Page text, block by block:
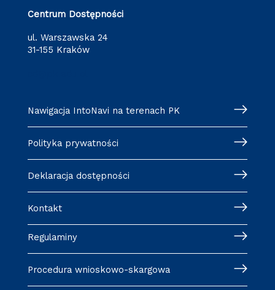
Centrum Dostępności
ul. Warszawska 24
31-155 Kraków
Nawigacja IntoNavi na terenach PK
Polityka prywatności
Deklaracja dostępności
Kontakt
Regulaminy
Procedura wnioskowo-skargowa